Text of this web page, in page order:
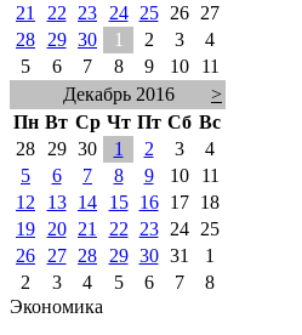
21
22 23 24 25 26
27
28
29 30 1 2 3
4
5
6 7 8 9 10
11
Декабрь 2016
>
Пн Вт Ср Чт Пт Сб Вс
28
29 30 1 2 3
4
5
6 7 8 9 10
11
12
13 14 15 16 17
18
19
20 21 22 23 24
25
26
27 28 29 30 31
1
2
3 4 5 6 7
8
Экономика